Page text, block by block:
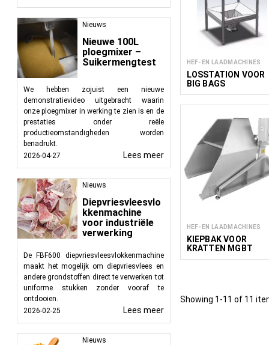
Nieuws
Nieuwe 100L
ploegmixer –
Suikermengtest
We hebben zojuist een nieuwe
demonstratievideo uitgebracht waarin
onze ploegmixer in werking te zien is en de
prestaties onder reële
productieomstandigheden worden
benadrukt.
2026-04-27
Lees meer
Nieuws
Diepvriesvleesvlo
kkenmachine
voor industriële
verwerking
De FBF600 diepvriesvleesvlokkenmachine
maakt het mogelijk om diepvriesvlees en
andere grondstoffen direct te verwerken tot
uniforme stukken zonder vooraf te
ontdooien.
2026-02-25
Lees meer
Nieuws
Hefapparatuur
laten of te
oplossingen voor
Voordelen van
Verbeterde
en verbeteren
Veiligheid van
verminderen.
Nauwkeurig:
verspild.
Veelzijdigheid:
Toepassingen van
Landbouw:
Afvalbeheer:
Samenwerken met
HEF- EN LAADMACHINES
LOSSTATION VOOR
BIG BAGS
HEF- EN LAADMACHINES
KIEPBAK VOOR
KRATTEN MGBT
Showing 1-11 of 11